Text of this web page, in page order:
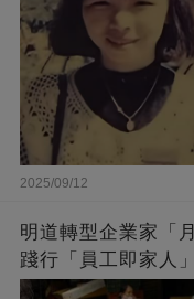
2025/09/12
明道轉型企業家「
踐行「員工即家人
闆的福報